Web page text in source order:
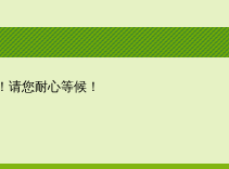
请您耐心等候！